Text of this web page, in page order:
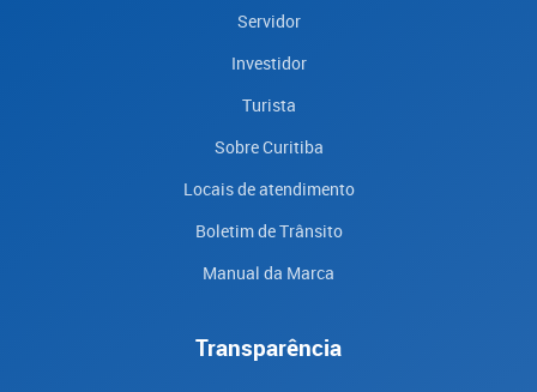
Servidor
Investidor
Turista
Sobre Curitiba
Locais de atendimento
Boletim de Trânsito
Manual da Marca
Transparência